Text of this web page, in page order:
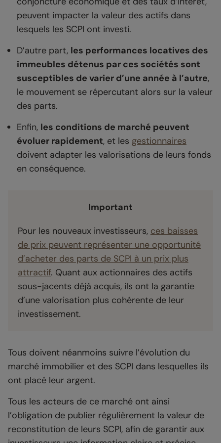
peuvent impacter la valeur des actifs dans
lesquels les SCPI ont investi.
D’autre part, les performances locatives des
immeubles détenus par ces sociétés sont
susceptibles de varier d’une année à l’autre,
le mouvement se répercutant alors sur la valeur
des parts.
Enfin, les conditions de marché peuvent
évoluer rapidement, et les gestionnaires
doivent adapter les valorisations de leurs fonds
en conséquence.
Important
Pour les nouveaux investisseurs, ces baisses
de prix peuvent représenter une opportunité
d’acheter des parts de SCPI à un prix plus
attractif. Quant aux actionnaires des actifs
sous-jacents déjà acquis, ils ont la garantie
d’une valorisation plus cohérente de leur
investissement.
Tous doivent néanmoins suivre l’évolution du
marché immobilier et des SCPI dans lesquelles ils
ont placé leur argent.
Tous les acteurs de ce marché ont ainsi
l’obligation de publier régulièrement la valeur de
reconstitution de leurs SCPI, afin de garantir aux